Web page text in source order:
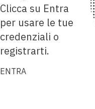
Clicca su Entra
per usare le tue
credenziali o
registrarti.
ENTRA